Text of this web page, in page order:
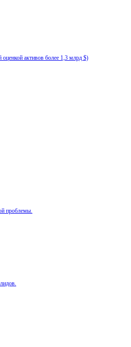
активов более 1,3 млрд $)
проблемы.